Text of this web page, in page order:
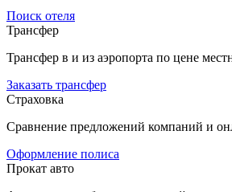
Поиск отеля
Трансфер
Трансфер в и из аэропорта по цене
Заказать трансфер
Страховка
Сравнение предложений компаний и
Оформление полиса
Прокат авто